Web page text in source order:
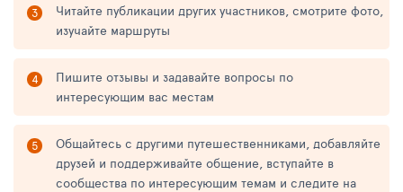
Читайте публикации других участников, смотрите фото,
изучайте маршруты
Пишите отзывы и задавайте вопросы по
интересующим вас местам
Общайтесь с другими путешественниками, добавляйте
друзей и поддерживайте общение, вступайте в
сообщества по интересующим темам и следите на